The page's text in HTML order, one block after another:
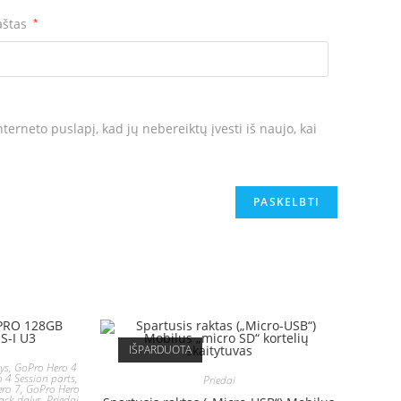
*
puslapį, kad jų nebereiktų įvesti iš naujo, kai
, GoPro Hero 4
4 Session parts,
7, GoPro Hero
IŠPARDUOTA
Priedai